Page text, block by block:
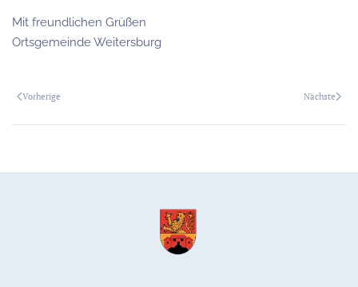
Mit freundlichen Grüßen
Ortsgemeinde Weitersburg
Vorherige Nächste